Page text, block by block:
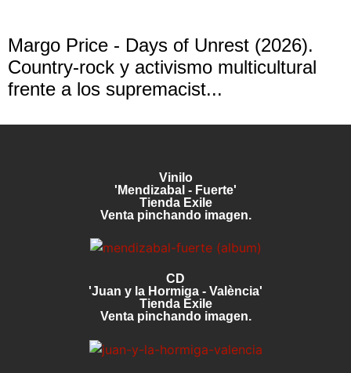
Margo Price - Days of Unrest (2026).
Country-rock y activismo multicultural
frente a los supremacist...
Vinilo
'Mendizabal - Fuerte'
Tienda Exile
Venta pinchando imagen.
CD
'Juan y la Hormiga - València'
Tienda Exile
Venta pinchando imagen.